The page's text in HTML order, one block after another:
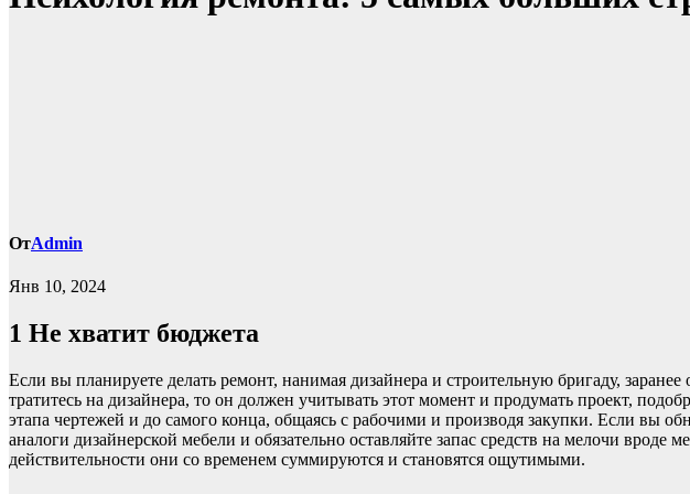
ОтAdmin
Янв 10, 2024
1 Не хватит бюджета
Если вы планируете делать ремонт, нанимая дизайнера и строительную бригаду,
тратитесь на дизайнера, то он должен учитывать этот момент и продумать проект,
этапа чертежей и до самого конца, общаясь с рабочими и производя закупки. Если вы
аналоги дизайнерской мебели и обязательно оставляйте запас средств на мелочи
действительности они со временем суммируются и становятся ощутимыми.